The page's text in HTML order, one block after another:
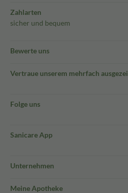
Zahlarten
sicher und bequem
Bewerte uns
Vertraue unserem mehrfach
Folge uns
Sanicare App
Unternehmen
Meine Apotheke